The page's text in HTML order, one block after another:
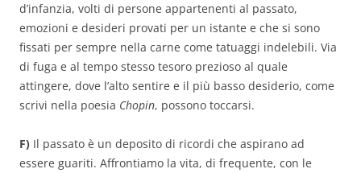
d’infanzia, volti di persone appartenenti al passato,
emozioni e desideri provati per un istante e che si sono
fissati per sempre nella carne come tatuaggi indelebili. Via
di fuga e al tempo stesso tesoro prezioso al quale
attingere, dove l’alto sentire e il più basso desiderio, come
scrivi nella poesia Chopin, possono toccarsi.
F) Il passato è un deposito di ricordi che aspirano ad
essere guariti. Affrontiamo la vita, di frequente, con le